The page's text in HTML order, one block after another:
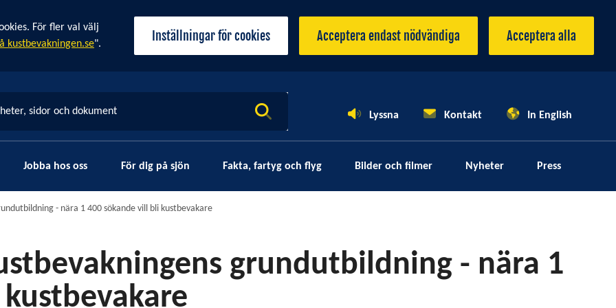
För fler val välj
kustbevakningen.se".
Inställningar för cookies Acceptera endast nödvändiga Acceptera alla
sidor och dokument Lyssna Kontakt In English
Jobba hos oss För dig på sjön Fakta, fartyg och flyg Bilder och filmer Nyheter Press
- nära 1 400 sökande vill bli kustbevakare
grundutbildning - nära 1